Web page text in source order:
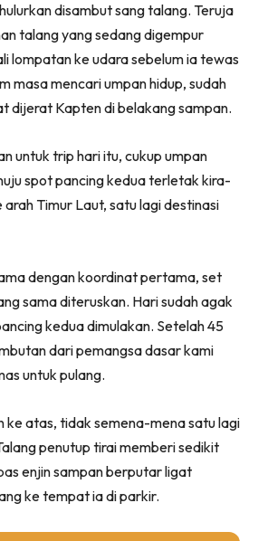
disambut sang talang. Teruja
talang yang sedang digempur
lompatan ke udara sebelum ia tewas
masa mencari umpan hidup, sudah
dijerat Kapten di belakang sampan.
untuk trip hari itu, cukup umpan
spot pancing kedua terletak kira-
Timur Laut, satu lagi destinasi
dengan koordinat pertama, set
sama diteruskan. Hari sudah agak
kedua dimulakan. Setelah 45
dari pemangsa dasar kami
untuk pulang.
ke atas, tidak semena-mena satu lagi
penutup tirai memberi sedikit
enjin sampan berputar ligat
ke tempat ia di parkir.